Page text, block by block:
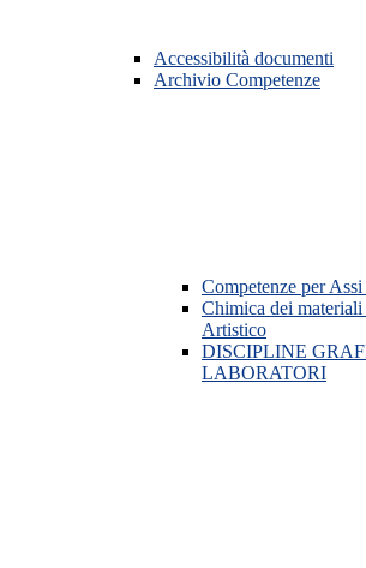
Accessibilità documenti
Archivio Competenze
Competenze per
Chimica dei
Artistico
DISCIPLINE
LABORATORI